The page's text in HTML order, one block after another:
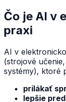
Čo je AI v
praxi
AI v
(strojové
systémy), ktoré
prilákať
lepšie